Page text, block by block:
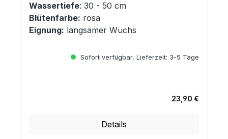
Wassertiefe: 30 - 50 cm
Blütenfarbe: rosa
Eignung: langsamer Wuchs
Sofort verfügbar, Lieferzeit: 3-5 Tage
23,90 €
Details